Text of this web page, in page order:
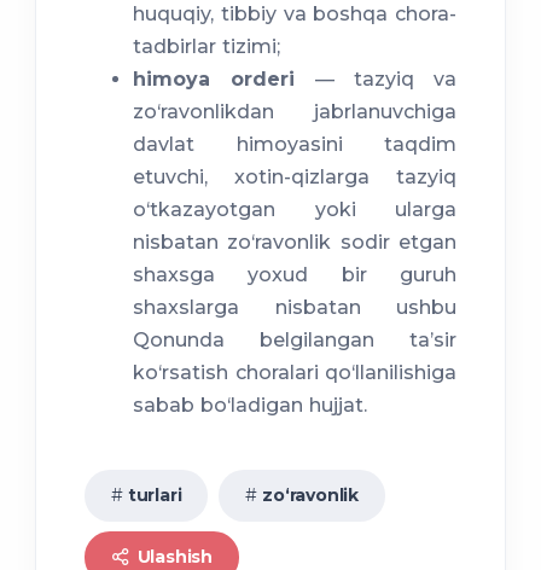
huquqiy, tibbiy va boshqa chora-
tadbirlar tizimi;
himoya orderi — tazyiq va
zo‘ravonlikdan jabrlanuvchiga
davlat himoyasini taqdim
etuvchi, xotin-qizlarga tazyiq
o‘tkazayotgan yoki ularga
nisbatan zo‘ravonlik sodir etgan
shaxsga yoxud bir guruh
shaxslarga nisbatan ushbu
Qonunda belgilangan ta’sir
ko‘rsatish choralari qo‘llanilishiga
sabab bo‘ladigan hujjat.
turlari zo‘ravonlik
Ulashish